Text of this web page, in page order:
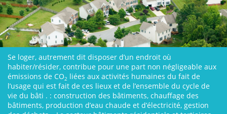
Se loger, autrement dit disposer d’un endroit où
habiter/résider, contribue pour une part non négligeable aux
émissions de CO2 liées aux activités humaines du fait de
l’usage qui est fait de ces lieux et de l’ensemble du cycle de
vie du bâti . : construction des bâtiments, chauffage des
bâtiments, production d’eau chaude et d’électricité, gestion